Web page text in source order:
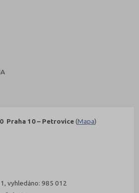
Praha 10 – Petrovice(Mapa)
vyhledáno: 985 012